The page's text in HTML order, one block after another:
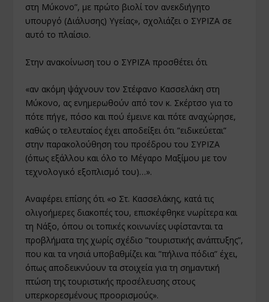
στη Μύκονο”, με πρώτο βιολί τον ανεκδιήγητο
υπουργό (Διάλυσης) Υγείας», σχολιάζει ο ΣΥΡΙΖΑ σε
αυτό το πλαίσιο.
Στην ανακοίνωση του ο ΣΥΡΙΖΑ προσθέτει ότι
«αν ακόμη ψάχνουν τον Στέφανο Κασσελάκη στη
Μύκονο, ας ενημερωθούν από τον κ. Σκέρτσο για το
πότε πήγε, πόσο και πού έμεινε και πότε αναχώρησε,
καθώς ο τελευταίος έχει αποδείξει ότι ”ειδικεύεται”
στην παρακολούθηση του προέδρου του ΣΥΡΙΖΑ
(όπως εξάλλου και όλο το Μέγαρο Μαξίμου με τον
τεχνολογικό εξοπλισμό του)…».
Αναφέρει επίσης ότι «ο Στ. Κασσελάκης, κατά τις
ολιγοήμερες διακοπές του, επισκέφθηκε νωρίτερα και
τη Νάξο, όπου οι τοπικές κοινωνίες υφίστανται τα
προβλήματα της χωρίς σχέδιο ”τουριστικής ανάπτυξης”,
που και τα νησιά υποβαθμίζει και ”πήλινα πόδια” έχει,
όπως αποδεικνύουν τα στοιχεία για τη σημαντική
πτώση της τουριστικής προσέλευσης στους
υπερκορεσμένους προορισμούς».